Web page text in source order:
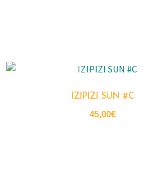
IZIPIZI SUN #C
45,00€